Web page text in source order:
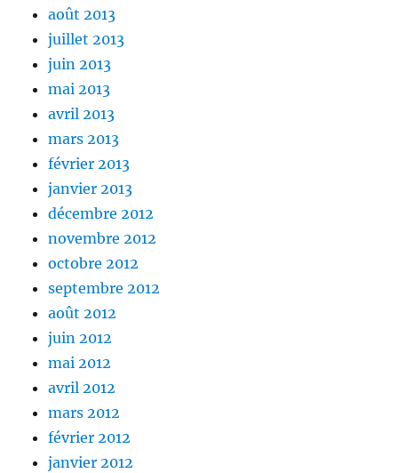
août 2013
juillet 2013
juin 2013
mai 2013
avril 2013
mars 2013
février 2013
janvier 2013
décembre 2012
novembre 2012
octobre 2012
septembre 2012
août 2012
juin 2012
mai 2012
avril 2012
mars 2012
février 2012
janvier 2012